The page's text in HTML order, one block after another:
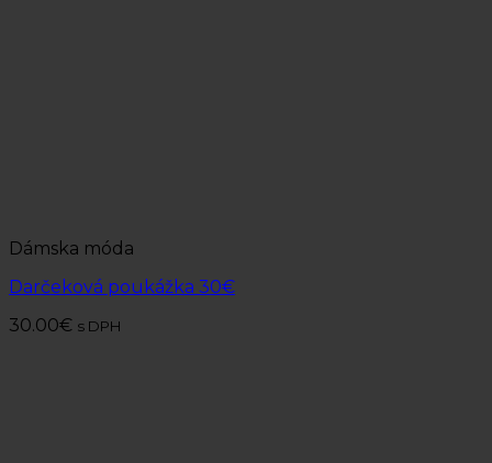
Dámska móda
Darčeková poukážka 30€
30.00€ s DPH